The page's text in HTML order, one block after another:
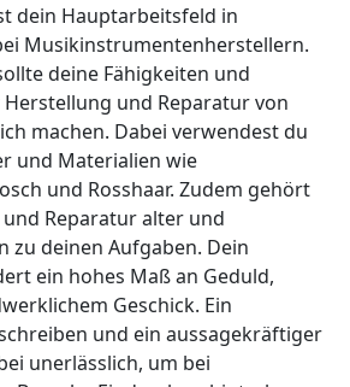
dein Hauptarbeitsfeld in
Musikinstrumentenherstellern.
deine Fähigkeiten und
und Reparatur von
machen. Dabei verwendest du
und Materialien wie
und Rosshaar. Zudem gehört
Reparatur alter und
zu deinen Aufgaben. Dein
ein hohes Maß an Geduld,
Geschick. Ein
und ein aussagekräftiger
unerlässlich, um bei